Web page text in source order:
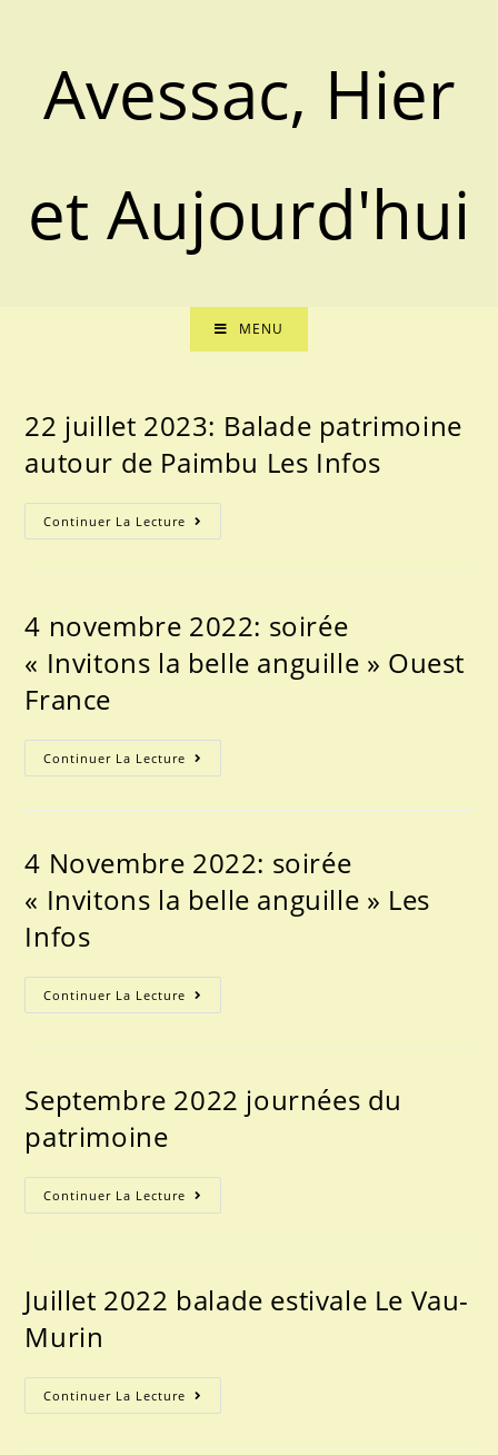
Avessac, Hier
et Aujourd'hui
MENU
22 juillet 2023: Balade patrimoine
autour de Paimbu Les Infos
Continuer La Lecture 22
Juillet
Balade
De
Paimbu
Infos
4 novembre 2022: soirée
« Invitons la belle anguille » Ouest
France
Continuer La Lecture 4
Novembre
Soirée
Belle
Anguille »
France
4 Novembre 2022: soirée
« Invitons la belle anguille » Les
Infos
Continuer La Lecture 4
Novembre
Soirée
Belle
Anguille »
Septembre 2022 journées du
patrimoine
Continuer La Lecture Septembre
2022
Du
Juillet 2022 balade estivale Le Vau-
Murin
Continuer La Lecture Juillet
2022
Estivale